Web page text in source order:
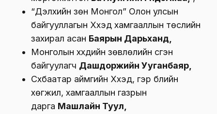
“Дэлхийн зөн Монгол” Олон улсын
байгууллагын Хүүхэд хамгааллын төслийн
захирал асан Баярын Дарьханд,
Монголын хүүхдийн зөвлөлийн үүсгэн
байгуулагч Дашдоржийн Ууганбаяр,
Сүхбаатар аймгийн Хүүхэд, гэр бүлийн
хөгжил, хамгааллын газрын
дарга Машлайн Туул,